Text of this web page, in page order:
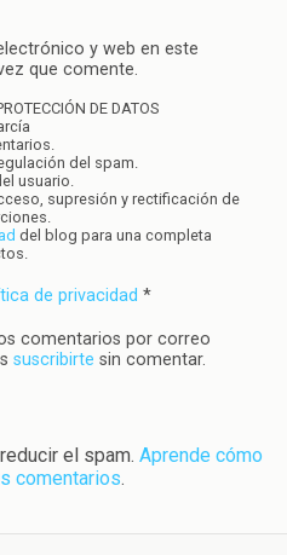
y web en este
que comente.
DE DATOS
del spam.
usuario.
supresión y rectificación de
del blog para una completa
de privacidad *
comentarios por correo
suscribirte sin comentar.
el spam. Aprende cómo
comentarios.